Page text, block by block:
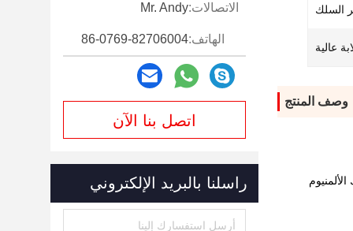
السلك
عالية
وصف المنتج
الاتصالات:Mr. Andy
الهاتف:86-0769-82706004
اتصل بنا الآن
راسلنا بالبريد الإلكتروني